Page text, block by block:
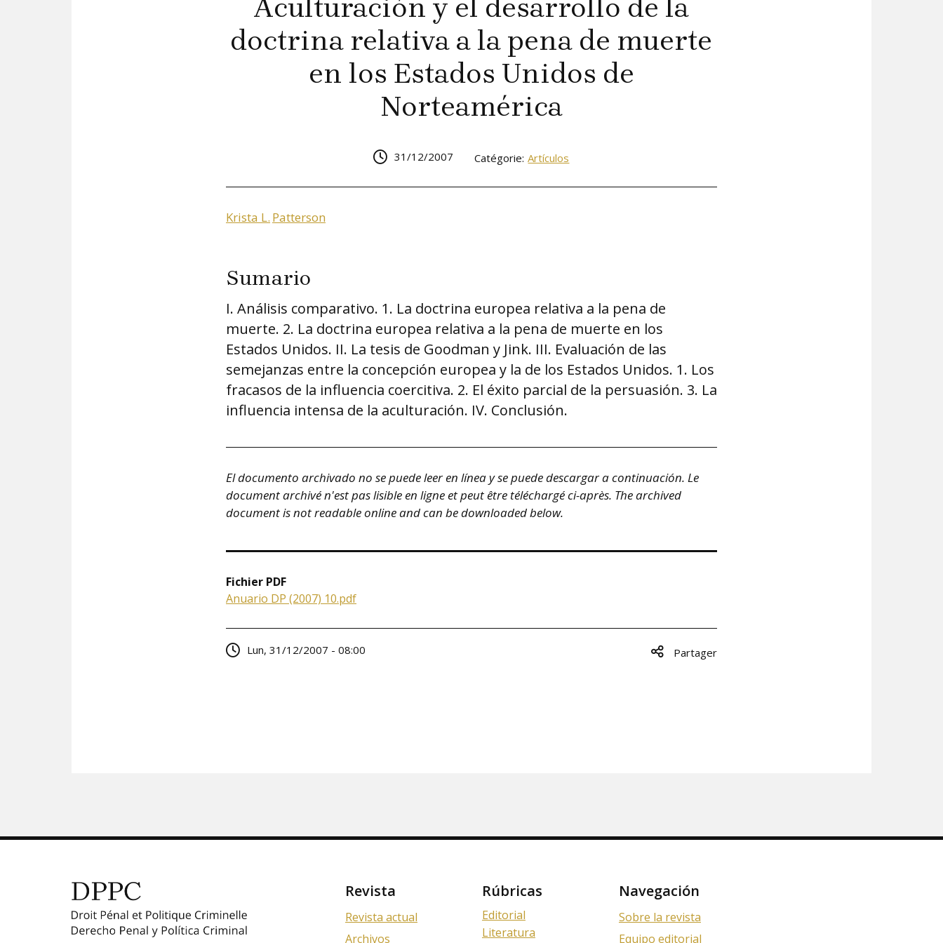
Aculturación y el desarrollo de la
doctrina relativa a la pena de muerte
en los Estados Unidos de
Norteamérica
31/12/2007 Catégorie: Artículos
Krista L. Patterson
Sumario
I. Análisis comparativo. 1. La doctrina europea relativa a la pena de
muerte. 2. La doctrina europea relativa a la pena de muerte en los
Estados Unidos. II. La tesis de Goodman y Jink. III. Evaluación de las
semejanzas entre la concepción europea y la de los Estados Unidos. 1. Los
fracasos de la influencia coercitiva. 2. El éxito parcial de la persuasión. 3. La
influencia intensa de la aculturación. IV. Conclusión.
El documento archivado no se puede leer en línea y se puede descargar a continuación. Le
document archivé n'est pas lisible en ligne et peut être téléchargé ci-après. The archived
document is not readable online and can be downloaded below.
Fichier PDF
Anuario DP (2007) 10.pdf
Lun, 31/12/2007 - 08:00 Partager
Revista
Revista actual
Archivos
Rúbricas
Editorial
Literatura
Navegación
Sobre la revista
Equipo editorial